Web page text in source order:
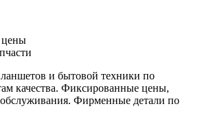
цены
и бытовой техники по
качества. Фиксированные цены,
обслуживания. Фирменные детали по